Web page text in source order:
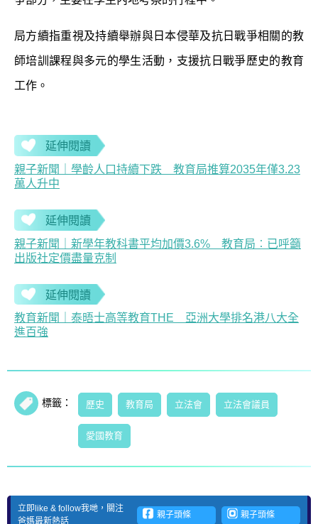
局方續指重視及持續舉辦與日本侵華及抗日戰爭相關的教
師培訓課程與多元的學生活動，支援抗日戰爭歷史的教育
工作。
延伸閱讀
親子新聞｜學齡人口持續下跌 教育局推算2035年僅3.23
萬人升中
延伸閱讀
親子新聞｜新學年教科書平均加價3.6% 教育局︰已呼籲
出版社定價盡量克制
延伸閱讀
教育新聞｜泰晤士高等教育THE 亞洲大學排名港八大全
進百強
標籤： 歷史 教育局 立法會 立法會議員
愛國教育
立即like & follow我哋，關注
爸媽最新熱話
親子頭條 親子頭條